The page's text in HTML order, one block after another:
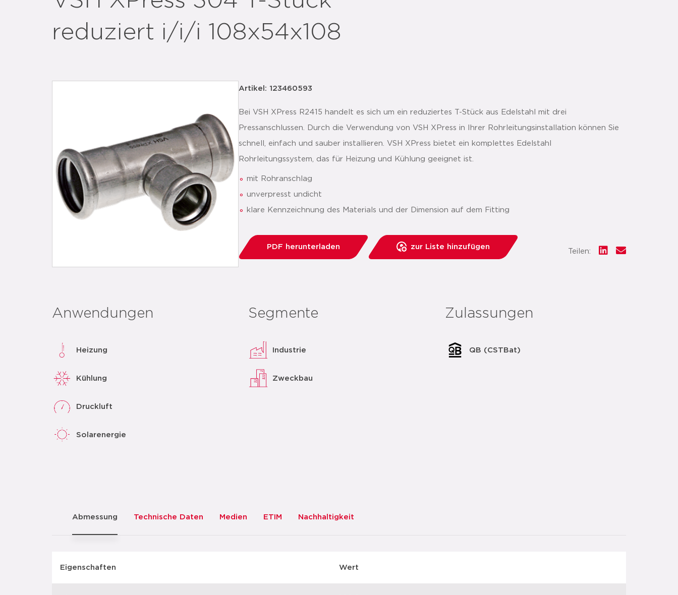
reduziert i/i/i 108x54x108
Artikel: 123460593
Bei VSH XPress R2415 handelt es sich um ein reduziertes T-Stück aus Edelstahl mit drei
Pressanschlussen. Durch die Verwendung von VSH XPress in Ihrer Rohrleitungsinstallation können Sie
schnell, einfach und sauber installieren. VSH XPress bietet ein komplettes Edelstahl
Rohrleitungssystem, das für Heizung und Kühlung geeignet ist.
mit Rohranschlag
unverpresst undicht
klare Kennzeichnung des Materials und der Dimension auf dem Fitting
PDF herunterladen zur Liste hinzufügen
Teilen:
Anwendungen
Heizung
Kühlung
Druckluft
Solarenergie
Segmente
Industrie
Zweckbau
Zulassungen
QB (CSTBat)
Abmessung Technische Daten Medien ETIM Nachhaltigkeit
Eigenschaften Wert